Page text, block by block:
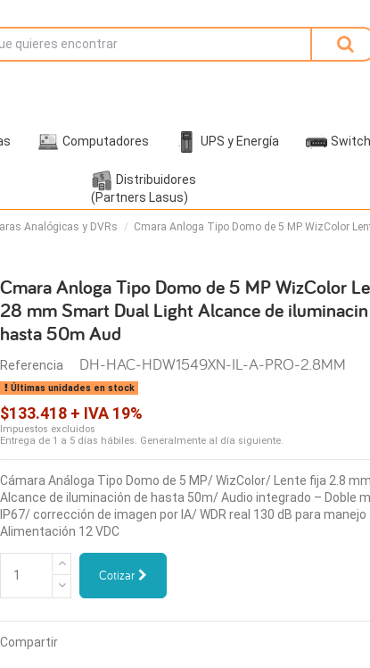
Computadores UPS y Energía
Distribuidores
(Partners Lasus)
Analógicas y DVRs
Cmara Anloga Tipo Domo de 5 MP WizColor
Cmara Anloga Tipo Domo de 5 MP WizColor
28 mm Smart Dual Light Alcance de
hasta 50m Aud
Referencia DH-HAC-HDW1549XN-IL-A-PRO-2.8MM
Últimas unidades en stock
$133.418 + IVA 19%
Impuestos excluidos
Entrega de 1 a 5 días hábiles. Generalmente al día siguiente.
Cámara Análoga Tipo Domo de 5 MP/ WizColor/ Lente fija 2.8
Alcance de iluminación de hasta 50m/ Audio integrado – Doble
IP67/ corrección de imagen por IA/ WDR real 130 dB para
Alimentación 12 VDC
Cotizar
Compartir